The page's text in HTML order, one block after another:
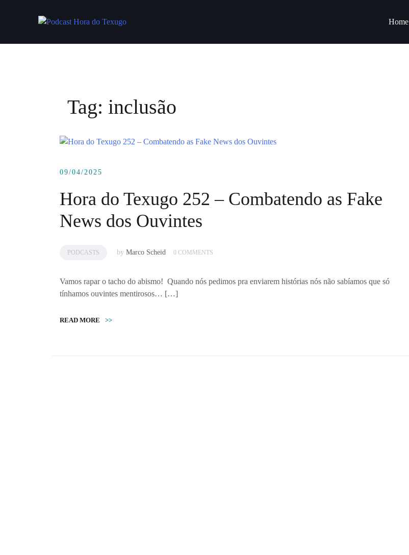
Home
Tag: inclusão
09/04/2025
Hora do Texugo 252 – Combatendo as Fake
News dos Ouvintes
PODCASTS by Marco Scheid 0 COMMENTS
Vamos rapar o tacho do abismo! Quando nós pedimos pra enviarem histórias nós não sabíamos que só
tínhamos ouvintes mentirosos… […]
READ MORE >>